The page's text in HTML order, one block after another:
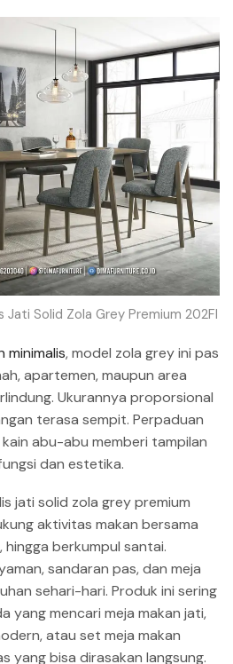
Jati Solid Zola Grey Premium 202FI
minimalis, model zola grey ini pas
apartemen, maupun area
Ukurannya proporsional
terasa sempit. Perpaduan
abu-abu memberi tampilan
dan estetika.
jati solid zola grey premium
aktivitas makan bersama
hingga berkumpul santai.
sandaran pas, dan meja
sehari-hari. Produk ini sering
yang mencari meja makan jati,
atau set meja makan
yang bisa dirasakan langsung.